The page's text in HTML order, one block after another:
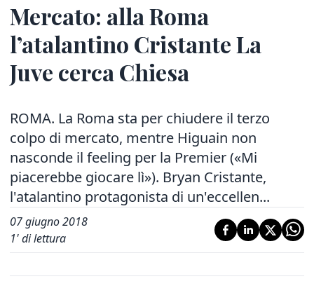
Mercato: alla Roma
l’atalantino Cristante La
Juve cerca Chiesa
ROMA. La Roma sta per chiudere il terzo
colpo di mercato, mentre Higuain non
nasconde il feeling per la Premier («Mi
piacerebbe giocare lì»). Bryan Cristante,
l'atalantino protagonista di un'eccellen...
07 giugno 2018
1' di lettura